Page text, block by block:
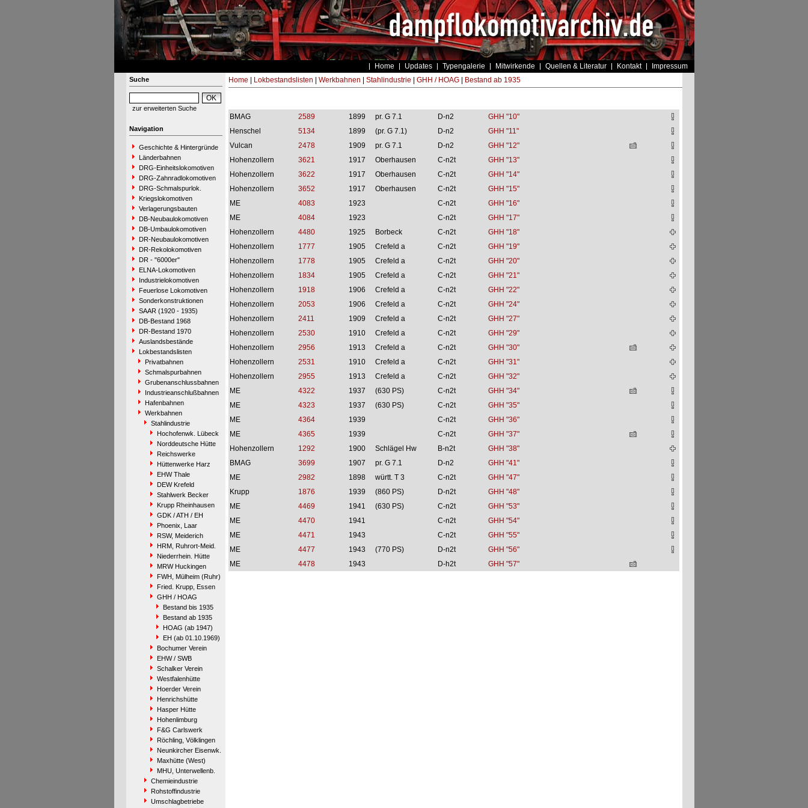
Home Updates Typengalerie Mitwirkende Quellen & Literatur Kontakt Impressum
Suche
zur erweiterten Suche
Navigation
Geschichte & Hintergründe
Länderbahnen
DRG-Einheitslokomotiven
DRG-Zahnradlokomotiven
DRG-Schmalspurlok.
Kriegslokomotiven
Verlagerungsbauten
DB-Neubaulokomotiven
DB-Umbaulokomotiven
DR-Neubaulokomotiven
DR-Rekolokomotiven
DR - "6000er"
ELNA-Lokomotiven
Industrielokomotiven
Feuerlose Lokomotiven
Sonderkonstruktionen
SAAR (1920 - 1935)
DB-Bestand 1968
DR-Bestand 1970
Auslandsbestände
Lokbestandslisten
Privatbahnen
Schmalspurbahnen
Grubenanschlussbahnen
Industrieanschlußbahnen
Hafenbahnen
Werkbahnen
Stahlindustrie
Hochofenwk. Lübeck
Norddeutsche Hütte
Reichswerke
Hüttenwerke Harz
EHW Thale
DEW Krefeld
Stahlwerk Becker
Krupp Rheinhausen
GDK / ATH / EH
Phoenix, Laar
RSW, Meiderich
HRM, Ruhrort-Meid.
Niederrhein. Hütte
MRW Huckingen
FWH, Mülheim (Ruhr)
Fried. Krupp, Essen
GHH / HOAG
Bestand bis 1935
Bestand ab 1935
HOAG (ab 1947)
EH (ab 01.10.1969)
Bochumer Verein
EHW / SWB
Schalker Verein
Westfalenhütte
Hoerder Verein
Henrichshütte
Hasper Hütte
Hohenlimburg
F&G Carlswerk
Röchling, Völklingen
Neunkircher Eisenwk.
Maxhütte (West)
MHU, Unterwellenb.
Chemieindustrie
Rohstoffindustrie
Umschlagbetriebe
Home Lokbestandslisten Werkbahnen Stahlindustrie GHH / HOAG| Bestand ab 1935
BMAG 2589 1899 pr. G 7.1 D-n2
GHH "10"
Henschel
5134 1899 (pr. G 7.1) D-n2
GHH "11"
Vulcan
2478 1909 pr. G 7.1 D-n2
GHH "12"
Hohenzollern
3621 1917 Oberhausen C-n2t
GHH "13"
Hohenzollern
3622 1917 Oberhausen C-n2t
GHH "14"
Hohenzollern
3652 1917 Oberhausen C-n2t
GHH "15"
ME
4083 1923 C-n2t
GHH "16"
ME
4084 1923 C-n2t
GHH "17"
Hohenzollern
4480 1925 Borbeck C-n2t
GHH "18"
Hohenzollern
1777 1905 Crefeld a C-n2t
GHH "19"
Hohenzollern
1778 1905 Crefeld a C-n2t
GHH "20"
Hohenzollern
1834 1905 Crefeld a C-n2t
GHH "21"
Hohenzollern
1918 1906 Crefeld a C-n2t
GHH "22"
Hohenzollern
2053 1906 Crefeld a C-n2t
GHH "24"
Hohenzollern
2411 1909 Crefeld a C-n2t
GHH "27"
Hohenzollern
2530 1910 Crefeld a C-n2t
GHH "29"
Hohenzollern
2956 1913 Crefeld a C-n2t
GHH "30"
Hohenzollern
2531 1910 Crefeld a C-n2t
GHH "31"
Hohenzollern
2955 1913 Crefeld a C-n2t
GHH "32"
ME
4322 1937 (630 PS) C-n2t
GHH "34"
ME
4323 1937 (630 PS) C-n2t
GHH "35"
ME
4364 1939 C-n2t
GHH "36"
ME
4365 1939 C-n2t
GHH "37"
Hohenzollern
1292 1900 Schlägel Hw B-n2t
GHH "38"
BMAG
3699 1907 pr. G 7.1 D-n2
GHH "41"
ME
2982 1898 württ. T 3 C-n2t
GHH "47"
Krupp
1876 1939 (860 PS) D-n2t
GHH "48"
ME
4469 1941 (630 PS) C-n2t
GHH "53"
ME
4470 1941 C-n2t
GHH "54"
ME
4471 1943 C-n2t
GHH "55"
ME
4477 1943 (770 PS) D-n2t
GHH "56"
ME
4478 1943 D-h2t GHH "57"